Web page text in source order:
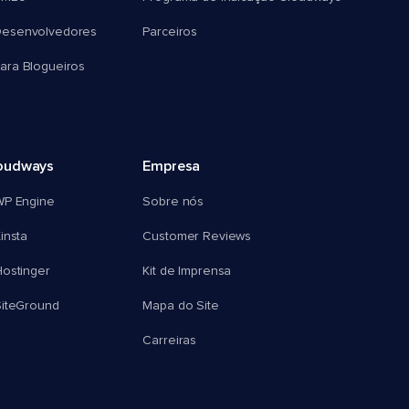
Blogueiros
Parceiros
Engine
Empresa
Sobre nós
Customer Reviews
Kit de Imprensa
Mapa do Site
Carreiras